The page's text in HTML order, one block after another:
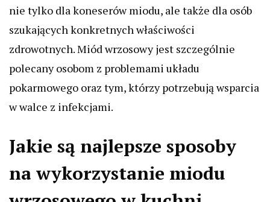
nie tylko dla koneserów miodu, ale także dla osób
szukających konkretnych właściwości
zdrowotnych. Miód wrzosowy jest szczególnie
polecany osobom z problemami układu
pokarmowego oraz tym, którzy potrzebują wsparcia
w walce z infekcjami.
Jakie są najlepsze sposoby
na wykorzystanie miodu